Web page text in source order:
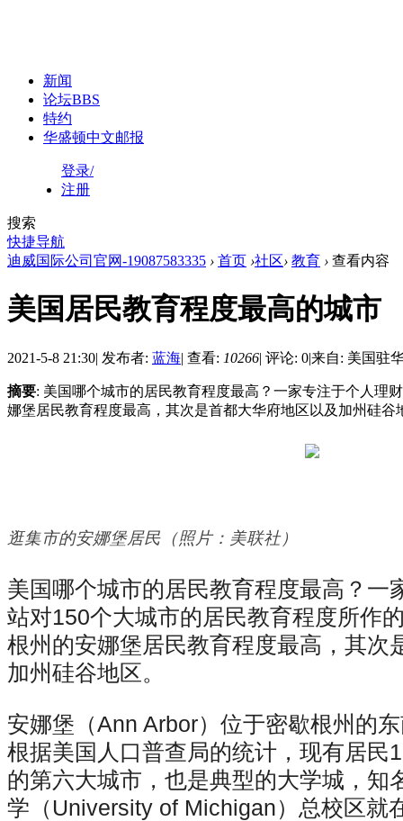
新闻
论坛BBS
特约
华盛顿中文邮报
登录/
注册
搜索
快捷导航
迪威国际公司官网-19087583335 › 首页 ›社区› 教育 › 查看内容
美国居民教育程度最高的城市
2021-5-8 21:30| 发布者: 蓝海| 查看: 10266| 评论: 0|来自: 美国驻
摘要: 美国哪个城市的居民教育程度最高？一家专注于个人理
娜堡居民教育程度最高，其次是首都大华府地区以及加州硅谷
逛集市的安娜堡居民（照片：美联社）
美国哪个城市的居民教育程度最高？一
站对150个大城市的居民教育程度所作
根州的安娜堡居民教育程度最高，其次
加州硅谷地区。
安娜堡（Ann Arbor）位于密歇根州的
根据美国人口普查局的统计，现有居民
的第六大城市，也是典型的大学城，知
学（University of Michigan）总校区就